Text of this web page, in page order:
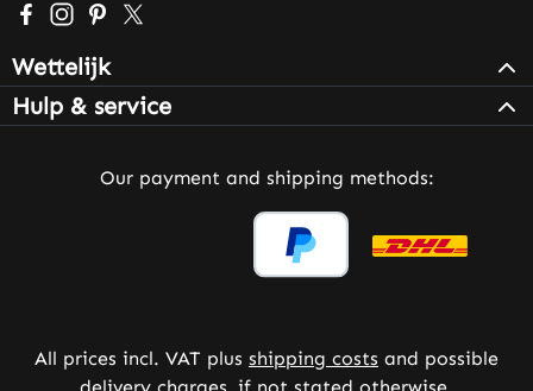
Visit us on Facebook – opens in a new browser tab
Check us out on Instagram – opens in a new
Get inspired on Pinterest – opens in a new
Follow us on X – opens in a new browser
Wettelijk
Hulp & service
Our payment and shipping methods:
All prices incl. VAT plus shipping costs and possible